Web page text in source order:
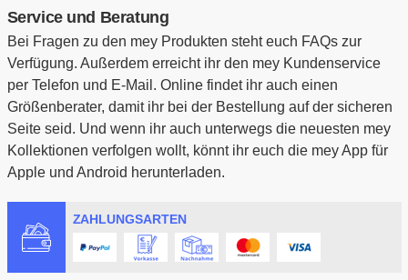
Service und Beratung
Bei Fragen zu den mey Produkten steht euch FAQs zur
Verfügung. Außerdem erreicht ihr den mey Kundenservice
per Telefon und E-Mail. Online findet ihr auch einen
Größenberater, damit ihr bei der Bestellung auf der sicheren
Seite seid. Und wenn ihr auch unterwegs die neuesten mey
Kollektionen verfolgen wollt, könnt ihr euch die mey App für
Apple und Android herunterladen.
ZAHLUNGSARTEN